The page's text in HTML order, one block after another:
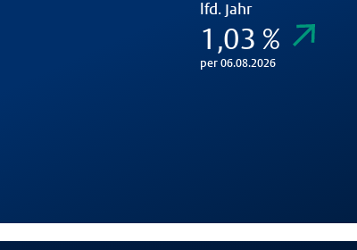
lfd. Jahr
1,03 %
per 06.08.2026